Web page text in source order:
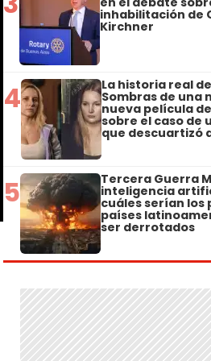
inhabilitación de
Kirchner
4 La historia real
Sombras de una
nueva película
sobre el caso de
que descuartizó
5 Tercera Guerra
inteligencia
cuáles serían los
países
ser derrotados